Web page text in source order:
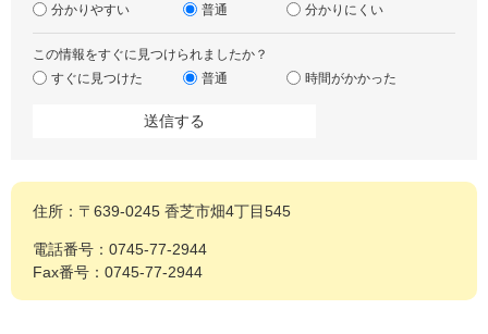
分かりやすい
普通 分かりにくい
この情報をすぐに見つけられましたか？
すぐに見つけた
普通 時間がかかった
住所：〒639-0245 香芝市畑4丁目545
電話番号：0745-77-2944
Fax番号：0745-77-2944